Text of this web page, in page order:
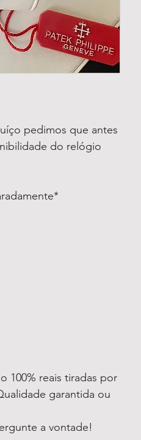
pedimos que antes
do relógio
100% reais tiradas por
garantida ou
a vontade!